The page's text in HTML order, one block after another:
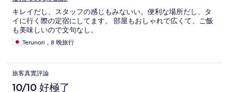
キレイだし、スタッフの感じもみないい。便利な場所だし、タ
イに行く際の定宿にしてます。 部屋もおしゃれで広くて、ご飯
も美味しいので文句なし。
Terunori，8 晚旅行
旅客真實評論
10/10 好極了